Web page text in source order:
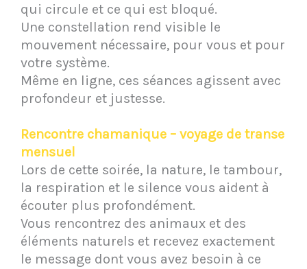
qui circule et ce qui est bloqué.
Une constellation rend visible le
mouvement nécessaire, pour vous et pour
votre système.
Même en ligne, ces séances agissent avec
profondeur et justesse.
Rencontre chamanique – voyage de transe
mensuel
Lors de cette soirée, la nature, le tambour,
la respiration et le silence vous aident à
écouter plus profondément.
Vous rencontrez des animaux et des
éléments naturels et recevez exactement
le message dont vous avez besoin à ce